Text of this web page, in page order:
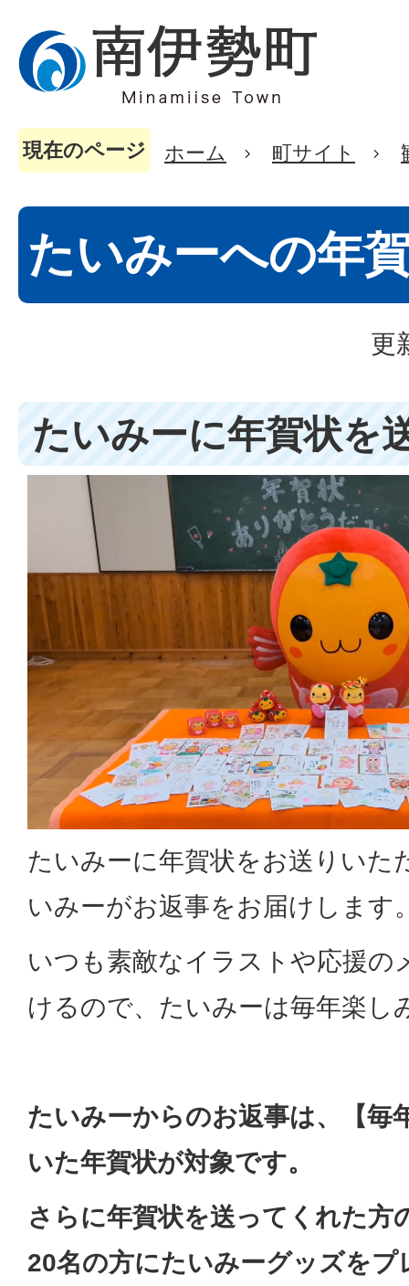
現在のページ ホーム 町サイト
たいみーへの年
更
たいみーに年賀状を
たいみーに年賀状をお送りいた
いみーがお返事をお届けします
いつも素敵なイラストや応援の
けるので、たいみーは毎年楽し
たいみーからのお返事は、【毎
いた年賀状が対象です。
さらに年賀状を送ってくれた方
20名の方にたいみーグッズをプ